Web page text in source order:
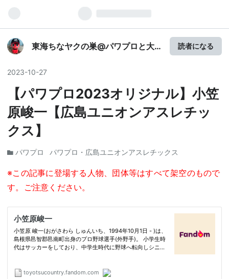
東海ちなヤクの巣@パワプロと大
読者になる
2023-10-27
【パワプロ2023オリジナル】小笠
原峻一【広島ユニオンアスレチッ
クス】
パワプロ パワプロ・広島ユニオンアスレチックス
※この記事に登場する人物、団体等はすべて架空のもので
す。ご注意ください。